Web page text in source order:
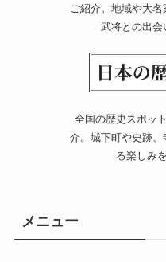
ご紹介。地域や大
武将との出会
全国の歴史スポッ
介。城下町や史跡
る楽しみ
メニュー